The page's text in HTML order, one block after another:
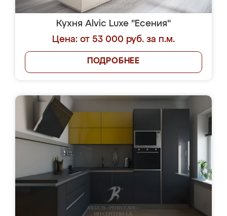
Кухня Alvic Luxe "Есения"
Цена: от 53 000 руб. за п.м.
ПОДРОБНЕЕ